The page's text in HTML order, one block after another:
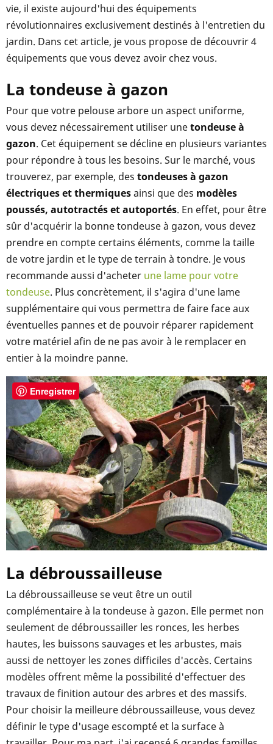
vie, il existe aujourd'hui des équipements
révolutionnaires exclusivement destinés à l'entretien du
jardin. Dans cet article, je vous propose de découvrir 4
équipements que vous devez avoir chez vous.
La tondeuse à gazon
Pour que votre pelouse arbore un aspect uniforme,
vous devez nécessairement utiliser unetondeuse à
gazon. Cet équipement se décline en plusieurs variantes
pour répondre à tous les besoins. Sur le marché, vous
trouverez, par exemple, des tondeuses à gazon
électriques et thermiquesainsi que des modèles
poussés, autotractés et autoportés. En effet, pour être
sûr d'acquérir la bonne tondeuse à gazon, vous devez
prendre en compte certains éléments, comme la taille
de votre jardin et le type de terrain à tondre. Je vous
recommande aussi d'acheter une lame pour votre
tondeuse. Plus concrètement, il s'agira d'une lame
supplémentaire qui vous permettra de faire face aux
éventuelles pannes et de pouvoir réparer rapidement
votre matériel afin de ne pas avoir à le remplacer en
entier à la moindre panne.
La débroussailleuse
La débroussailleuse se veut être un outil
complémentaire à la tondeuse à gazon. Elle permet non
seulement de débroussailler les ronces, les herbes
hautes, les buissons sauvages et les arbustes, mais
aussi de nettoyer les zones difficiles d'accès. Certains
modèles offrent même la possibilité d'effectuer des
travaux de finition autour des arbres et des massifs.
Pour choisir la meilleure débroussailleuse, vous devez
définir le type d'usage escompté et la surface à
Enregistrer